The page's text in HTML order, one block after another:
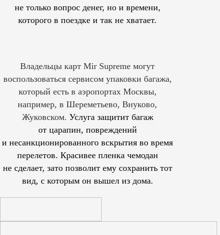
не только вопрос денег, но и времени,
которого в поездке и так не хватает.
Владельцы карт Mir Supreme могут
воспользоваться сервисом упаковки багажа,
который есть в аэропортах Москвы,
например, в Шереметьево, Внуково,
Жуковском. Услуга защитит багаж
от царапин, повреждений
и несанкционированного вскрытия во время
перелетов. Красивее пленка чемодан
не сделает, зато позволит ему сохранить тот
вид, с которым он вышел из дома.